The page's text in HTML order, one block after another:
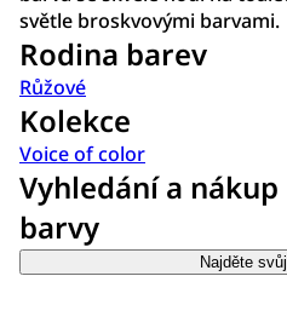
světle broskvovými barvami.
Rodina barev
Růžové
Kolekce
Voice of color
Vyhledání a
barvy
Najděte